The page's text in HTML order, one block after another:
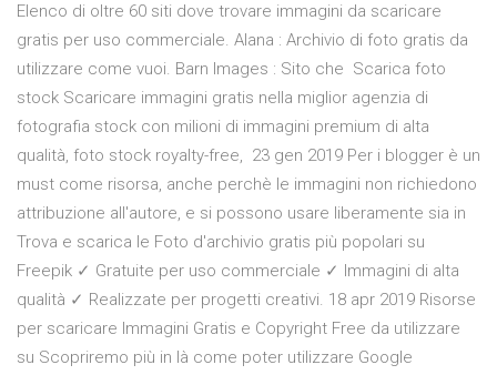
Elenco di oltre 60 siti dove trovare immagini da scaricare
gratis per uso commerciale. Alana : Archivio di foto gratis da
utilizzare come vuoi. Barn Images : Sito che Scarica foto
stock Scaricare immagini gratis nella miglior agenzia di
fotografia stock con milioni di immagini premium di alta
qualità, foto stock royalty-free, 23 gen 2019 Per i blogger è un
must come risorsa, anche perchè le immagini non richiedono
attribuzione all'autore, e si possono usare liberamente sia in
Trova e scarica le Foto d'archivio gratis più popolari su
Freepik ✓ Gratuite per uso commerciale ✓ Immagini di alta
qualità ✓ Realizzate per progetti creativi. 18 apr 2019 Risorse
per scaricare Immagini Gratis e Copyright Free da utilizzare
su Scopriremo più in là come poter utilizzare Google